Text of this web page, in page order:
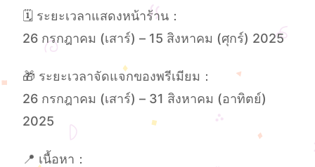
🗓️ ระยะเวลาแสดงหน้าร้าน：
26 กรกฎาคม (เสาร์) – 15 สิงหาคม (ศุกร์) 2025
🎁 ระยะเวลาจัดแจกของพรีเมียม：
26 กรกฎาคม (เสาร์) – 31 สิงหาคม (อาทิตย์)
2025
📍 เนื้อหา：